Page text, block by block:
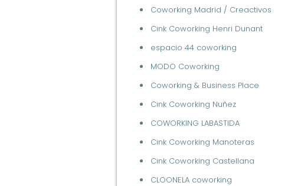
Coworking Madrid / Creactivos
Cink Coworking Henri Dunant
espacio 44 coworking
MODO Coworking
Coworking & Business Place
Cink Coworking Nuñez
COWORKING LABASTIDA
Cink Coworking Manoteras
Cink Coworking Castellana
CLOONELA coworking